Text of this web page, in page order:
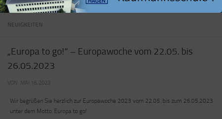
NEUIGKEITEN
„Europa to go!“ – Europawoche vom 22.05. bis
26.05.2023
VON MAI 16, 2023
Wir begrüßen Sie herzlich zur Europawoche 2023 vom 22.05. bis zum 26.05.2023
unter dem Motto: Europa to go!